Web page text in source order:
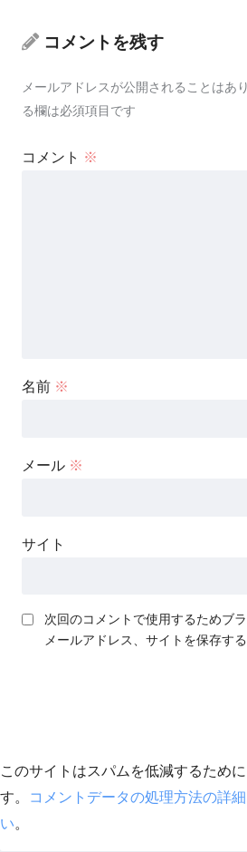
コメントを残す
メールアドレスが公開されることはあ
る欄は必須項目です
コメント ※
名前 ※
メール ※
サイト
次回のコメントで使用するためブ
メールアドレス、サイトを保存する
このサイトはスパムを低減するため
す。
コメントデータの処理方法の詳
い。